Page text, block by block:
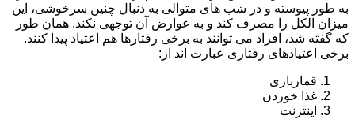
به طور پیوسته و در شب های متوالی به دنبال چنین سرخوشی، این
میزان الکل را مصرف کند و به عوارض آن توجهی نکند. همان طور
که گفته شد، افراد می توانند به برخی رفتارها هم اعتیاد پیدا کنند.
برخی اعتیادهای رفتاری عبارت اند از:
قماربازی
غذا خوردن
اینترنت